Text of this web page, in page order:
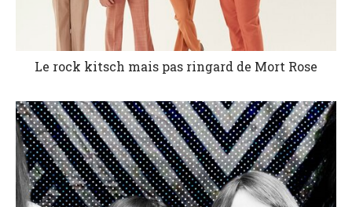
Le rock kitsch mais pas ringard de Mort Rose